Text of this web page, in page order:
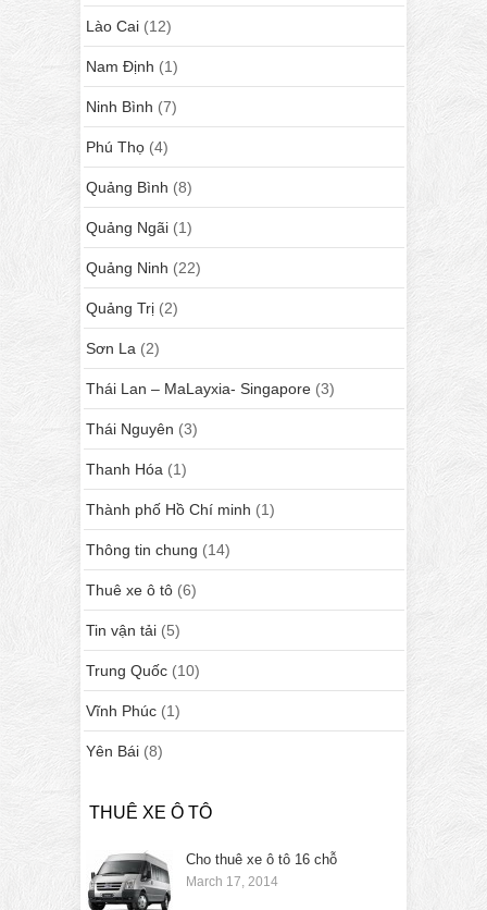
Lào Cai (12)
Nam Định (1)
Ninh Bình (7)
Phú Thọ (4)
Quảng Bình (8)
Quảng Ngãi (1)
Quảng Ninh (22)
Quảng Trị (2)
Sơn La (2)
Thái Lan – MaLayxia- Singapore (3)
Thái Nguyên (3)
Thanh Hóa (1)
Thành phố Hồ Chí minh (1)
Thông tin chung (14)
Thuê xe ô tô (6)
Tin vận tải (5)
Trung Quốc (10)
Vĩnh Phúc (1)
Yên Bái (8)
THUÊ XE Ô TÔ
Cho thuê xe ô tô 16 chỗ
March 17, 2014